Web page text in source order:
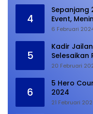
4
Sepanjang
Event,
6 Februari
5
Kadir
Selesaikan
Suara
20 Februari
6
5 Hero
2024
21 Februari